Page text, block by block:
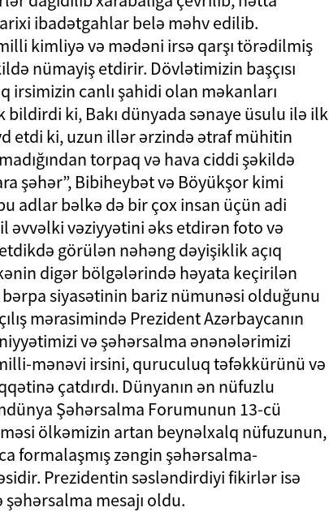
ibadətgahlar belə məhv edilib.
kimliyə və mədəni irsə qarşı törədilmiş
nümayiş etdirir. Dövlətimizin başçısı
irsimizin canlı şahidi olan məkanları
ki, Bakı dünyada sənaye üsulu ilə ilk
etdi ki, uzun illər ərzində ətraf mühitin
torpaq və hava ciddi şəkildə
şəhər”, Bibiheybət və Böyükşor kimi
adlar bəlkə də bir çox insan üçün adi
əvvəlki vəziyyətini əks etdirən foto və
görülən nəhəng dəyişiklik açıq
digər bölgələrində həyata keçirilən
siyasətinin bariz nümunəsi olduğunu
mərasimində Prezident Azərbaycanın
və şəhərsalma ənənələrimizi
mənəvi irsini, quruculuq təfəkkürünü və
çatdırdı. Dünyanın ən nüfuzlu
Şəhərsalma Forumunun 13-cü
ölkəmizin artan beynəlxalq nüfuzunun,
formalaşmış zəngin şəhərsalma-
Prezidentin səsləndirdiyi fikirlər isə
mesajı oldu.